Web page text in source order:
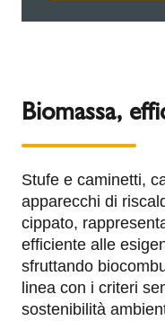
Biomassa,
Stufe e caminetti,
apparecchi di
cippato,
efficiente alle
sfruttando
linea con i criteri
sostenibilità